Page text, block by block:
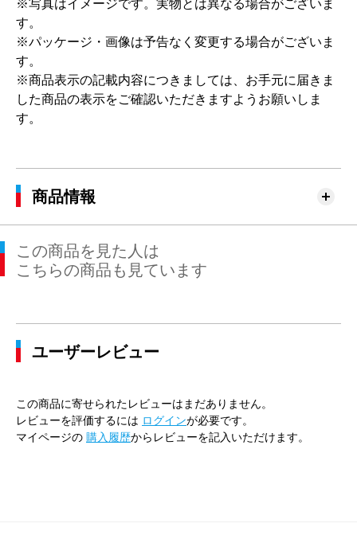
※写真はイメージです。実物とは異なる場合がございま
す。
※パッケージ・画像は予告なく変更する場合がございま
す。
※商品表示の記載内容につきましては、お手元に届きま
した商品の表示をご確認いただきますようお願いしま
す。
商品情報
この商品を見た人は
こちらの商品も見ています
ユーザーレビュー
この商品に寄せられたレビューはまだありません。
レビューを評価するには ログインが必要です。
マイページの 購入履歴からレビューを記入いただけます。